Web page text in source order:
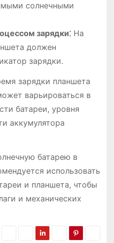
солнечными
зарядки⁚На
должен
зарядки.
зарядки планшета
варьироваться в
батареи, уровня
аккумулятора
батарею в
использовать
и планшета, чтобы
и механических